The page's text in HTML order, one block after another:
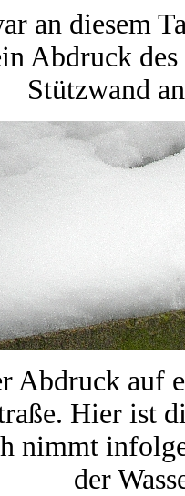
an diesem
Abdruck
Stützwand
Abdruck auf
Hier ist
nimmt
der